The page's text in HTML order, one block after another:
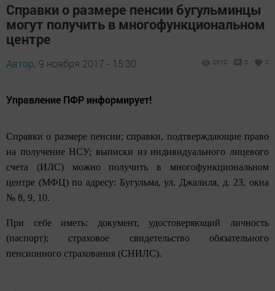
Справки о размере пенсии бугульминцы
могут получить в многофункциональном
центре
Автор, 9 ноября 2017 - 15:30 2510 0 0
Управление ПФР информирует!
Cправки о размере пенсии; справки, подтверждающие право
на получение НСУ; выписки из индивидуального лицевого
счета (ИЛС) можно получить в многофункциональном
центре (МФЦ) по адресу: Бугульма, ул. Джалиля, д. 23, окна
№ 8, 9, 10.
При себе иметь: документ, удостоверяющий личность
(паспорт); страховое свидетельство обязательного
пенсионного страхования (СНИЛС).